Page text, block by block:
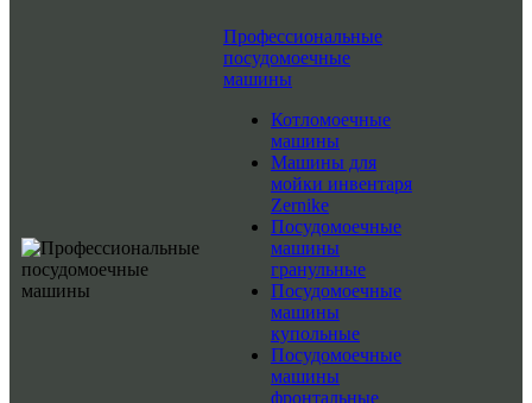
Профессиональные
посудомоечные
машины
Котломоечные
машины
Машины для
мойки инвентаря
Zernike
Посудомоечные
машины
гранульные
Посудомоечные
машины
купольные
Посудомоечные
машины
фронтальные